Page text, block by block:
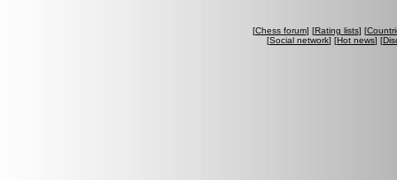
[Chess forum] [Rating lists] [
[Social network] [Hot news] [